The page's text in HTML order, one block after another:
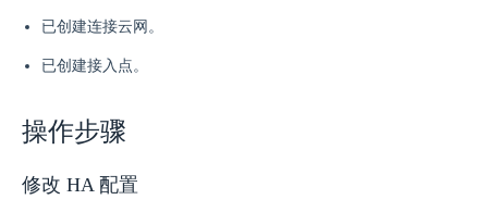
已创建连接云网。
已创建接入点。
操作步骤
修改 HA 配置